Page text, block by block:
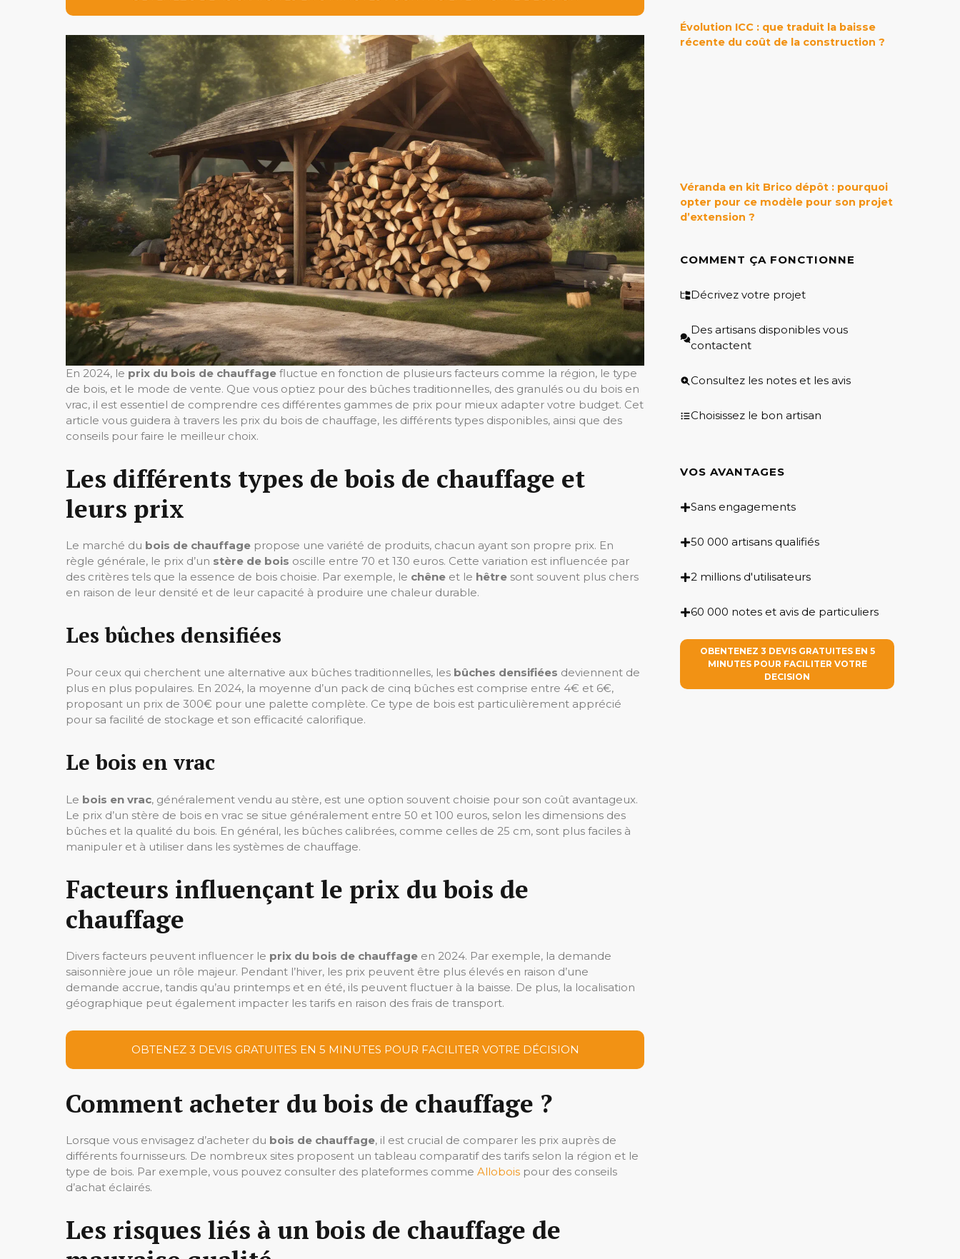
En 2024, le prix du bois de chauffage fluctue en fonction de plusieurs facteurs comme la région, le type
de bois, et le mode de vente. Que vous optiez pour des bûches traditionnelles, des granulés ou du bois en
vrac, il est essentiel de comprendre ces différentes gammes de prix pour mieux adapter votre budget. Cet
article vous guidera à travers les prix du bois de chauffage, les différents types disponibles, ainsi que des
conseils pour faire le meilleur choix.
Les différents types de bois de chauffage et
leurs prix
Le marché du bois de chauffage propose une variété de produits, chacun ayant son propre prix. En
règle générale, le prix d’un stère de bois oscille entre 70 et 130 euros. Cette variation est influencée par
des critères tels que la essence de bois choisie. Par exemple, le chêne et le hêtre sont souvent plus chers
en raison de leur densité et de leur capacité à produire une chaleur durable.
Les bûches densifiées
Pour ceux qui cherchent une alternative aux bûches traditionnelles, les bûches densifiées deviennent de
plus en plus populaires. En 2024, la moyenne d’un pack de cinq bûches est comprise entre 4€ et 6€,
proposant un prix de 300€ pour une palette complète. Ce type de bois est particulièrement apprécié
pour sa facilité de stockage et son efficacité calorifique.
Le bois en vrac
Le bois en vrac, généralement vendu au stère, est une option souvent choisie pour son coût avantageux.
Le prix d’un stère de bois en vrac se situe généralement entre 50 et 100 euros, selon les dimensions des
bûches et la qualité du bois. En général, les bûches calibrées, comme celles de 25 cm, sont plus faciles à
manipuler et à utiliser dans les systèmes de chauffage.
Facteurs influençant le prix du bois de
chauffage
Divers facteurs peuvent influencer le prix du bois de chauffage en 2024. Par exemple, la demande
saisonnière joue un rôle majeur. Pendant l’hiver, les prix peuvent être plus élevés en raison d’une
demande accrue, tandis qu’au printemps et en été, ils peuvent fluctuer à la baisse. De plus, la localisation
géographique peut également impacter les tarifs en raison des frais de transport.
OBTENEZ 3 DEVIS GRATUITES EN 5 MINUTES POUR FACILITER VOTRE DÉCISION
Comment acheter du bois de chauffage ?
Lorsque vous envisagez d’acheter du bois de chauffage, il est crucial de comparer les prix auprès de
différents fournisseurs. De nombreux sites proposent un tableau comparatif des tarifs selon la région et le
type de bois. Par exemple, vous pouvez consulter des plateformes comme Allobois pour des conseils
d’achat éclairés.
Les risques liés à un bois de chauffage de
Évolution ICC : que traduit la baisse
récente du coût de la construction ?
Véranda en kit Brico dépôt : pourquoi
opter pour ce modèle pour son projet
d’extension ?
COMMENT ÇA FONCTIONNE
Décrivez votre projet
Des artisans disponibles vous
contactent
Consultez les notes et les avis
Choisissez le bon artisan
VOS AVANTAGES
Sans engagements
50 000 artisans qualifiés
2 millions d'utilisateurs
60 000 notes et avis de particuliers
OBENTENEZ 3 DEVIS GRATUITES EN 5
MINUTES POUR FACILITER VOTRE
DECISION